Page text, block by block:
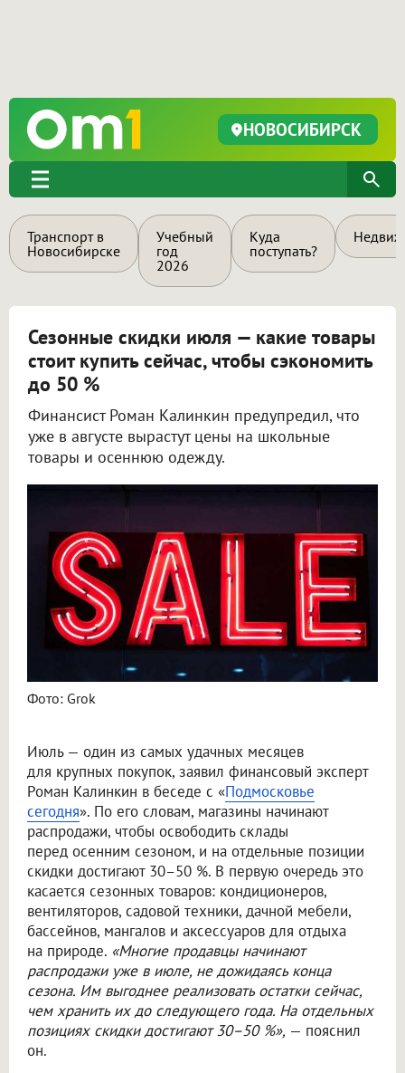
НОВОСИБИРСК
Транспорт в
Новосибирске
Учебный
год
2026
Куда
поступать?
Сезонные скидки июля — какие товары
стоит купить сейчас, чтобы сэкономить
до 50 %
Финансист Роман Калинкин предупредил, что
уже в августе вырастут цены на школьные
товары и осеннюю одежду.
Фото: Grok
Июль — один из самых удачных месяцев
для крупных покупок, заявил финансовый эксперт
Роман Калинкин в беседе с «Подмосковье
сегодня». По его словам, магазины начинают
распродажи, чтобы освободить склады
перед осенним сезоном, и на отдельные позиции
скидки достигают 30–50 %. В первую очередь это
касается сезонных товаров: кондиционеров,
вентиляторов, садовой техники, дачной мебели,
бассейнов, мангалов и аксессуаров для отдыха
на природе. «Многие продавцы начинают
распродажи уже в июле, не дожидаясь конца
сезона. Им выгоднее реализовать остатки сейчас,
чем хранить их до следующего года. На отдельных
позициях скидки достигают 30–50 %», — пояснил
он.